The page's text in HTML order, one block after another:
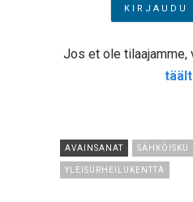
Jos et ole tilaajamme,
AVAINSANAT SÄHKÖISKU
YLEISURHEILUKENTTÄ